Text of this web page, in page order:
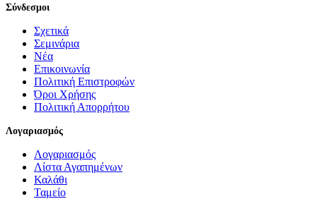
Σύνδεσμοι
Σχετικά
Σεμινάρια
Νέα
Επικοινωνία
Πολιτική Επιστροφών
Όροι Χρήσης
Πολιτική Απορρήτου
Λογαριασμός
Λογαριασμός
Λίστα Αγαπημένων
Καλάθι
Ταμείο